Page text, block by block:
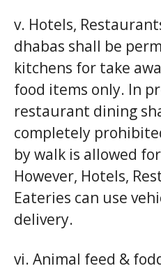
v. Hotels,
dhabas shall be
kitchens for take
food items only. In
restaurant dining
completely
by walk is allowed
However, Hotels,
Eateries can use
delivery.
vi. Animal feed &